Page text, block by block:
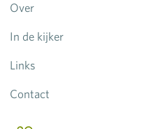
Over
In de kijker
Links
Contact